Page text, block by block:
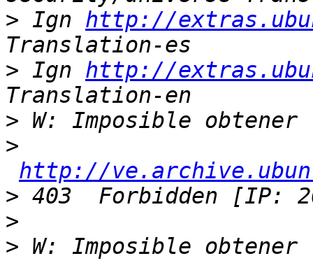
> Ign http://
> Ign http://
>
>
http://
>
>
>